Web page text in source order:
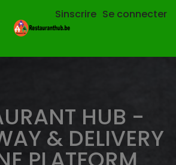
Sinscrire Se connecter
HUB -
& DELIVERY